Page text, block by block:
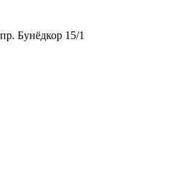
Бунёдкор 15/1